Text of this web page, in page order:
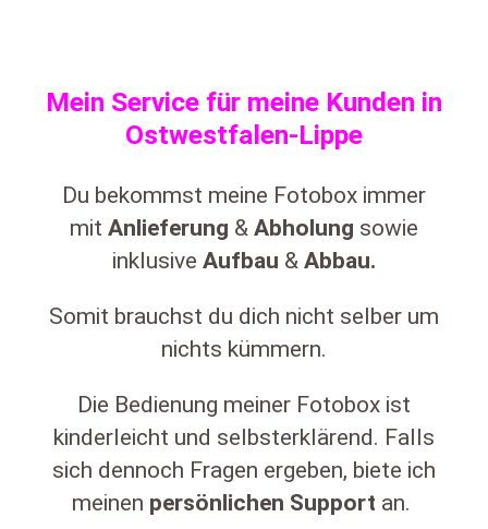
Mein Service für meine Kunden in
Ostwestfalen-Lippe
Du bekommst meine Fotobox immer
mit Anlieferung & Abholung sowie
inklusive Aufbau & Abbau.
Somit brauchst du dich nicht selber um
nichts kümmern.
Die Bedienung meiner Fotobox ist
kinderleicht und selbsterklärend. Falls
sich dennoch Fragen ergeben, biete ich
meinen persönlichen Support an.